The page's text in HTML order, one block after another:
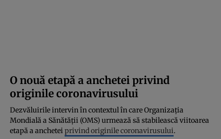
O nouă etapă a anchetei privind
originile coronavirusului
Dezvăluirile intervin în contextul în care Organizaţia
Mondială a Sănătăţii (OMS) urmează să stabilească viitoarea
etapă a anchetei privind originile coronavirusului.